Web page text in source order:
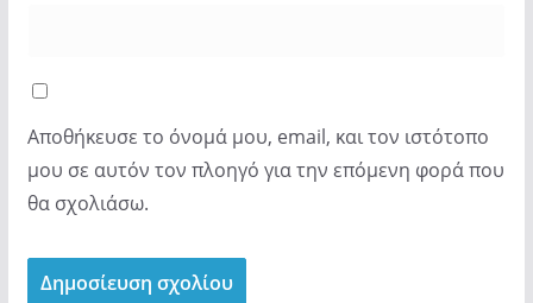
Αποθήκευσε το όνομά μου, email, και τον ιστότοπο
μου σε αυτόν τον πλοηγό για την επόμενη φορά που
θα σχολιάσω.